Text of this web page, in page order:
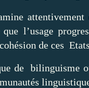
que l’usage
de ces
de bilinguisme